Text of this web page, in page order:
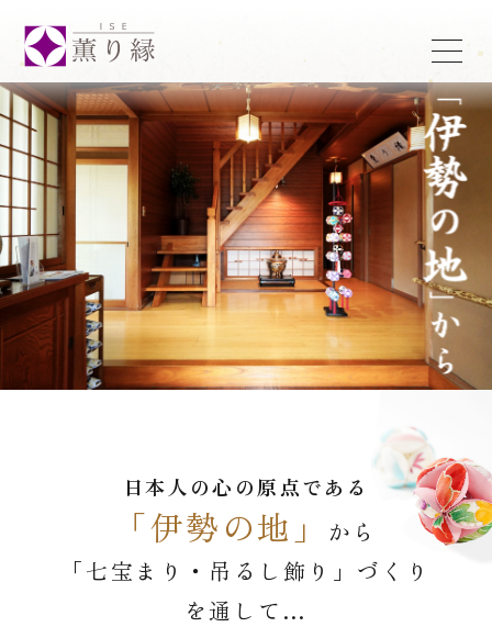
o
g
g
e
n
a
v
i
g
a
t
i
o
n
日本人の心の原点である
「伊勢の地」
から
「七宝まり・吊るし飾り」づくり
を通して…